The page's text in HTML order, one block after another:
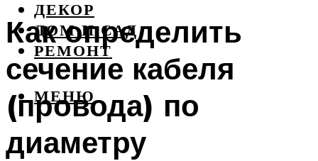
ДЕКОР
ДОМ И САД
РЕМОНТ
МЕНЮ
Как определить
сечение кабеля
(провода) по
диаметру